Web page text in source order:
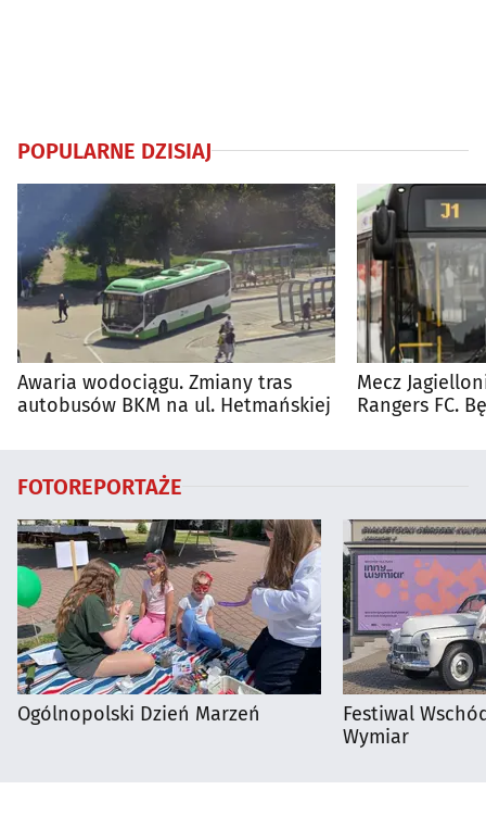
POPULARNE DZISIAJ
Awaria wodociągu. Zmiany tras
autobusów BKM na ul. Hetmańskiej
Mecz
Rangers FC.
FOTOREPORTAŻE
Ogólnopolski Dzień Marzeń
Festiwal
Wymiar